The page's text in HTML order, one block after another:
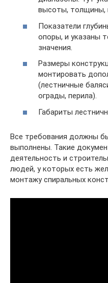
высоты, толщины,
Показатели
опоры, и указаны
значения.
Размеры
монтировать
(лестничные
ограды, перила).
Габариты
Все требования должны
выполнены. Такие
деятельность и
людей, у которых есть
монтажу спиральных